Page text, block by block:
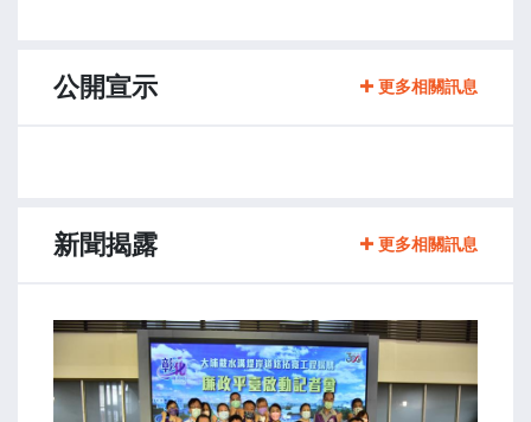
公開宣示 更多相關訊息
新聞揭露 更多相關訊息